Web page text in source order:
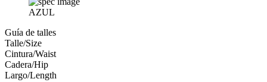
AZUL
Guía de talles
Talle/Size
Cintura/Waist
Cadera/Hip
Largo/Length